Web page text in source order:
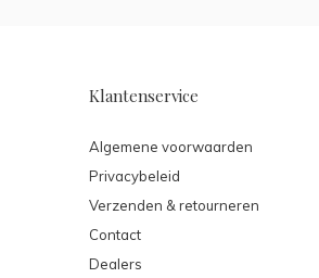
Klantenservice
Algemene voorwaarden
Privacybeleid
Verzenden & retourneren
Contact
Dealers